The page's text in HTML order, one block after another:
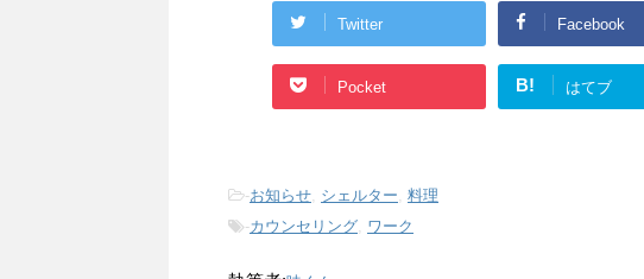
Twitter Facebook
Pocket B! はてブ
-お知らせ, シェルター, 料理
-カウンセリング, ワーク